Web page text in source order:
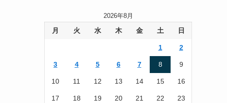
2026年8月
月 火 水 木 金 土 日
1 2
3 4 5 6 7 8 9
10 11 12 13 14 15 16
17 18 19 20 21 22 23